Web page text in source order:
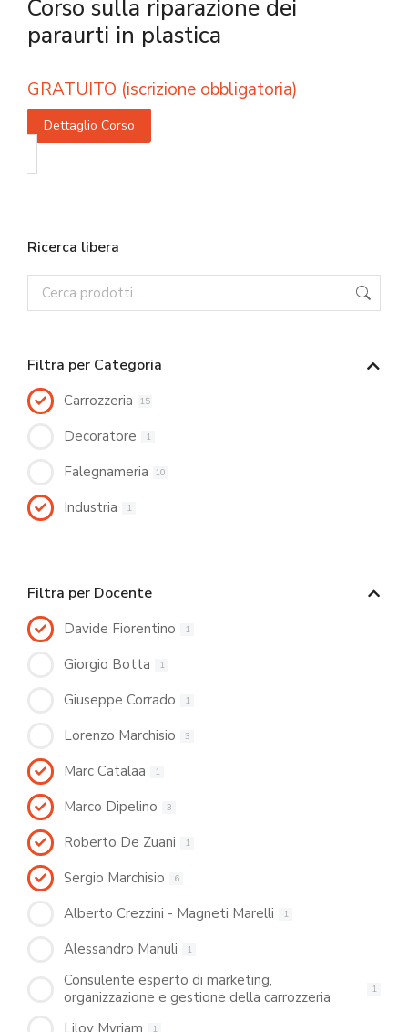
Corso sulla riparazione dei
paraurti in plastica
GRATUITO (iscrizione obbligatoria)
Dettaglio Corso
Ricerca libera
Filtra per Categoria
Carrozzeria 15
Decoratore 1
Falegnameria 10
Industria 1
Filtra per Docente
Davide Fiorentino 1
Giorgio Botta 1
Giuseppe Corrado 1
Lorenzo Marchisio 3
Marc Catalaa 1
Marco Dipelino 3
Roberto De Zuani 1
Sergio Marchisio 6
Alberto Crezzini - Magneti Marelli 1
Alessandro Manuli 1
Consulente esperto di marketing,
organizzazione e gestione della carrozzeria
1
1